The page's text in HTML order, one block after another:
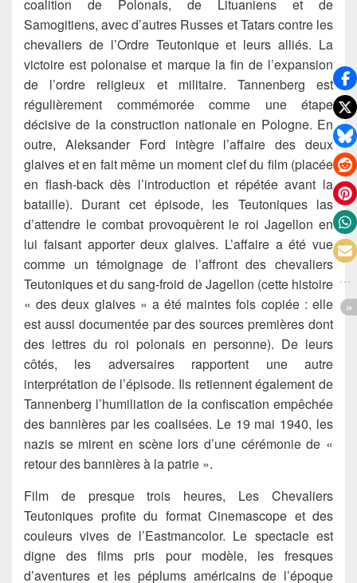
coalition de Polonais, de Lituaniens et de
Samogitiens, avec d’autres Russes et Tatars contre les
chevaliers de l’Ordre Teutonique et leurs alliés. La
victoire est polonaise et marque la fin de l’expansion
de l’ordre religieux et militaire. Tannenberg est
régulièrement commémorée comme une étape
décisive de la construction nationale en Pologne. En
outre, Aleksander Ford intègre l’affaire des deux
glaives et en fait même un moment clef du film (placée
en flash-back dès l’introduction et répétée avant la
bataille). Durant cet épisode, les Teutoniques las
d’attendre le combat provoquèrent le roi Jagellon en
lui faisant apporter deux glaives. L’affaire a été vue
comme un témoignage de l’affront des chevaliers
Teutoniques et du sang-froid de Jagellon (cette histoire
« des deux glaives » a été maintes fois copiée : elle
est aussi documentée par des sources premières dont
des lettres du roi polonais en personne). De leurs
côtés, les adversaires rapportent une autre
interprétation de l’épisode. Ils retiennent également de
Tannenberg l’humiliation de la confiscation empêchée
des bannières par les coalisées. Le 19 mai 1940, les
nazis se mirent en scène lors d’une cérémonie de «
retour des bannières à la patrie ».
Film de presque trois heures, Les Chevaliers
Teutoniques profite du format Cinemascope et des
couleurs vives de l’Eastmancolor. Le spectacle est
digne des films pris pour modèle, les fresques
d’aventures et les péplums américains de l’époque